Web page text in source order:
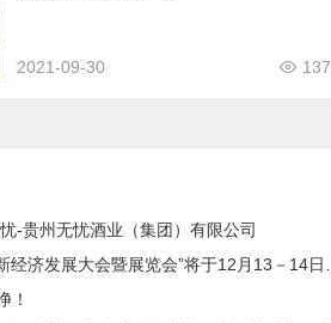
2021-09-30
-贵州无忧酒业（集团）有限公司
济发展大会暨展览会”将于12月13－14日在沪举行
！